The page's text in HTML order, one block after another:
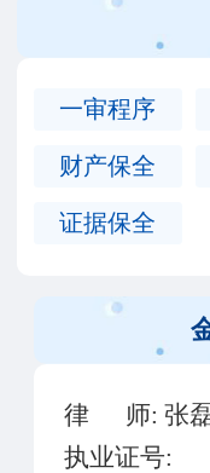
一审程序
财产保全
证据保全
律 师: 张
执业证号: